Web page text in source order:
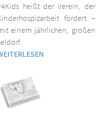
heißt der Verein, der
fördert –
einem jährlichen, großen